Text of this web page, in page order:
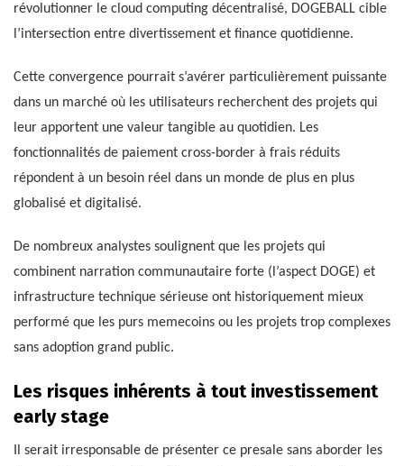
révolutionner le cloud computing décentralisé, DOGEBALL cible
l’intersection entre divertissement et finance quotidienne.
Cette convergence pourrait s’avérer particulièrement puissante
dans un marché où les utilisateurs recherchent des projets qui
leur apportent une valeur tangible au quotidien. Les
fonctionnalités de paiement cross-border à frais réduits
répondent à un besoin réel dans un monde de plus en plus
globalisé et digitalisé.
De nombreux analystes soulignent que les projets qui
combinent narration communautaire forte (l’aspect DOGE) et
infrastructure technique sérieuse ont historiquement mieux
performé que les purs memecoins ou les projets trop complexes
sans adoption grand public.
Les risques inhérents à tout investissement
early stage
Il serait irresponsable de présenter ce presale sans aborder les